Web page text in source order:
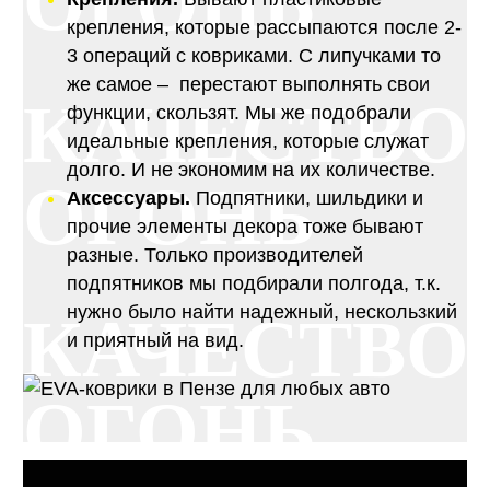
КАЧЕСТВО
ОГОНЬ
КАЧЕСТВО
крепления, которые рассыпаются после 2-
3 операций с ковриками. С липучками то
же самое – перестают выполнять свои
функции, скользят. Мы же подобрали
идеальные крепления, которые служат
долго. И не экономим на их количестве.
Аксессуары. Подпятники, шильдики и
прочие элементы декора тоже бывают
разные. Только производителей
подпятников мы подбирали полгода, т.к.
нужно было найти надежный, нескользкий
и приятный на вид.